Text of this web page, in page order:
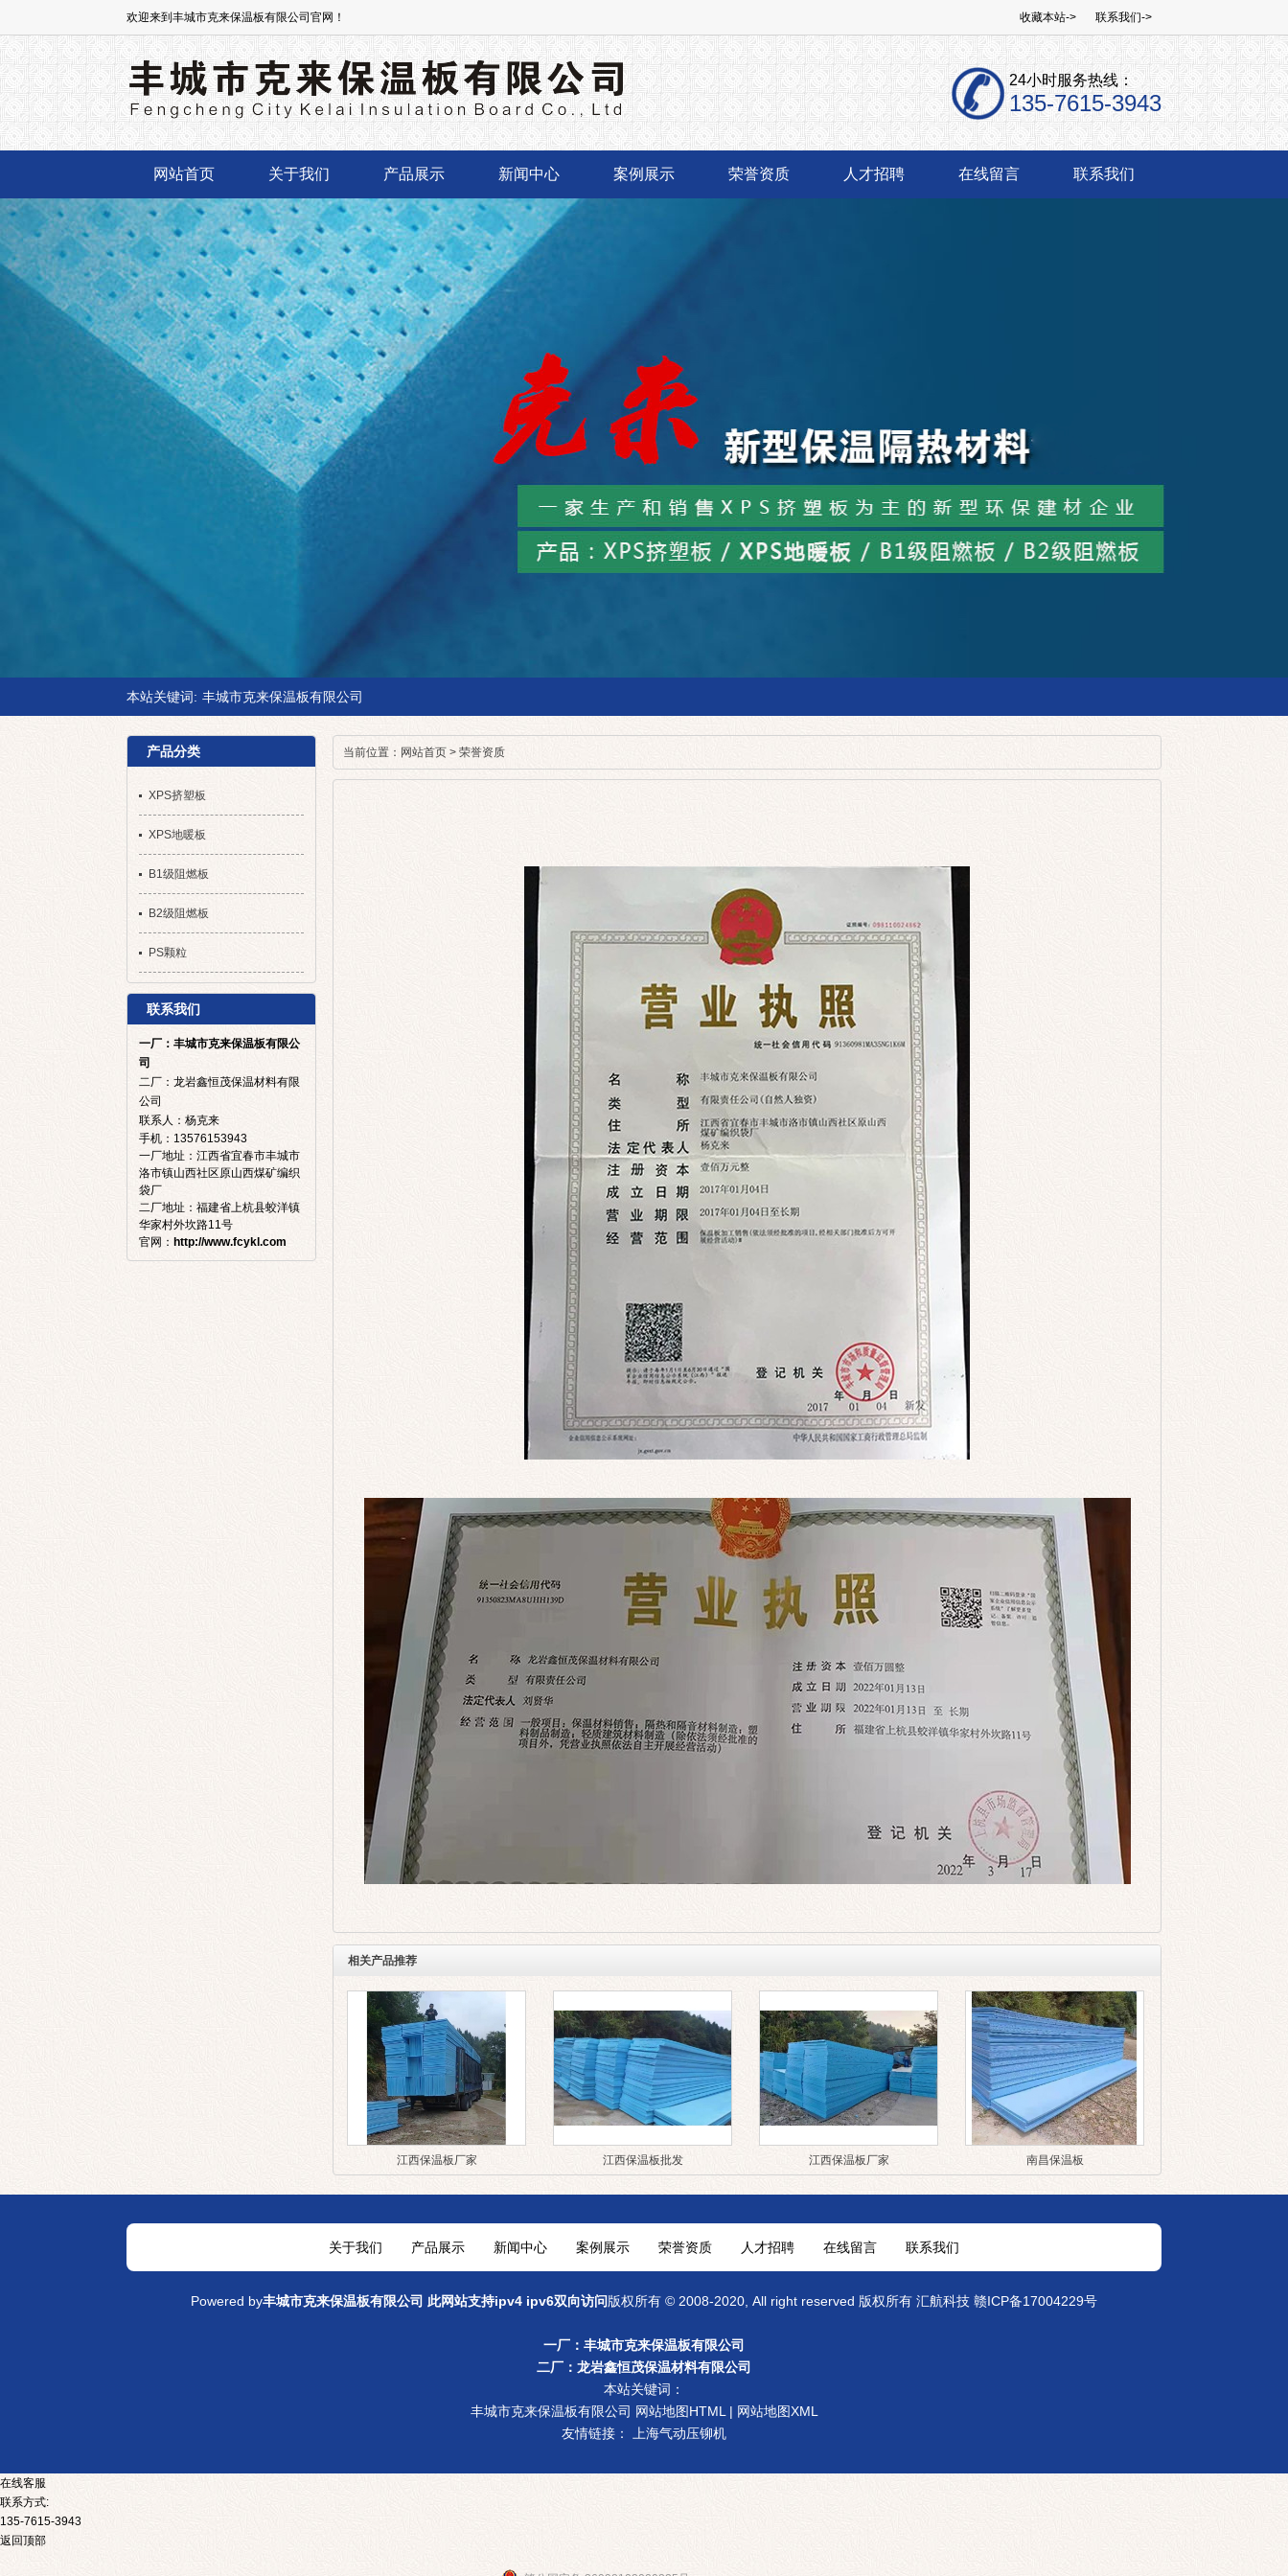
收藏本站-> 联系我们->
欢迎来到丰城市克来保温板有限公司官网！
24小时服务热线：
135-7615-3943
网站首页 关于我们 产品展示 新闻中心 案例展示 荣誉资质 人才招聘 在线留言 联系我们
本站关键词: 丰城市克来保温板有限公司
当前位置： 网站首页 > 荣誉资质
相关产品推荐
江西保温板厂家 江西保温板批发 江西保温板厂家 南昌保温板
产品分类
XPS挤塑板
XPS地暖板
B1级阻燃板
B2级阻燃板
PS颗粒
联系我们
一厂： 丰城市克来保温板有限公
司
二厂：龙岩鑫恒茂保温材料有限
公司
联系人：杨克来
手机：13576153943
一厂地址：江西省宜春市丰城市
洛市镇山西社区原山西煤矿编织
袋厂
二厂地址：福建省上杭县蛟洋镇
华家村外坎路11号
官网： http://www.fcykl.com
关于我们 产品展示 新闻中心 案例展示 荣誉资质 人才招聘 在线留言 联系我们
Powered by丰城市克来保温板有限公司 此网站支持ipv4 ipv6双向访问版权所有 © 2008-2020, All right reserved 版权所有 汇航科技 赣ICP备17004229号
一厂： 丰城市克来保温板有限公司
二厂：龙岩鑫恒茂保温材料有限公司
本站关键词：
丰城市克来保温板有限公司 网站地图HTML | 网站地图XML
友情链接：
上海气动压铆机
在线客服
联系方式:
135-7615-3943
返回顶部